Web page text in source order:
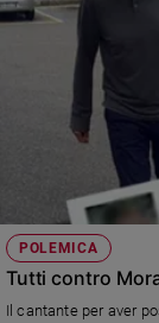
POLEMICA
Tutti contro
Il cantante per aver